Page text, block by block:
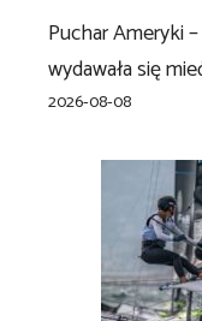
Puchar Ameryki
wydawała się
2026-08-08